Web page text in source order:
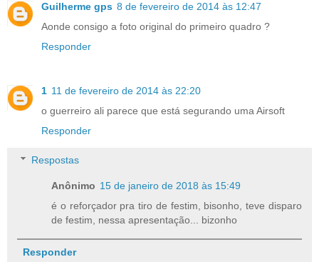
Guilherme gps 8 de fevereiro de 2014 às 12:47
Aonde consigo a foto original do primeiro quadro ?
Responder
1 11 de fevereiro de 2014 às 22:20
o guerreiro ali parece que está segurando uma Airsoft
Responder
Respostas
Anônimo 15 de janeiro de 2018 às 15:49
é o reforçador pra tiro de festim, bisonho, teve disparo
de festim, nessa apresentação... bizonho
Responder